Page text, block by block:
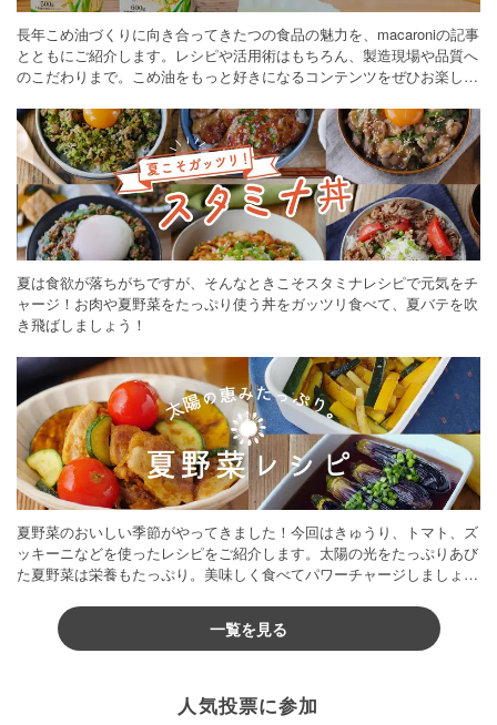
長年こめ油づくりに向き合ってきたつの食品の魅力を、macaroniの記事
とともにご紹介します。レシピや活用術はもちろん、製造現場や品質へ
のこだわりまで。こめ油をもっと好きになるコンテンツをぜひお楽しみ
夏は食欲が落ちがちですが、そんなときこそスタミナレシピで元気をチ
ャージ！お肉や夏野菜をたっぷり使う丼をガッツリ食べて、夏バテを吹
き飛ばしましょう！
夏野菜のおいしい季節がやってきました！今回はきゅうり、トマト、ズ
ッキーニなどを使ったレシピをご紹介します。太陽の光をたっぷりあび
た夏野菜は栄養もたっぷり。美味しく食べてパワーチャージしましょう
一覧を見る
人気投票に参加